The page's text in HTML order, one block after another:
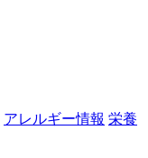
アレルギー情報 栄養